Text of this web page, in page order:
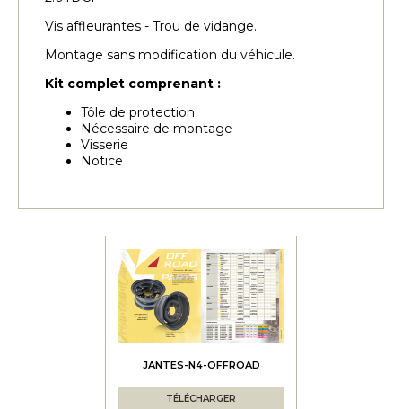
Vis affleurantes - Trou de vidange.
Montage sans modification du véhicule.
Kit complet comprenant :
Tôle de protection
Nécessaire de montage
Visserie
Notice
JANTES-N4-OFFROAD
TÉLÉCHARGER